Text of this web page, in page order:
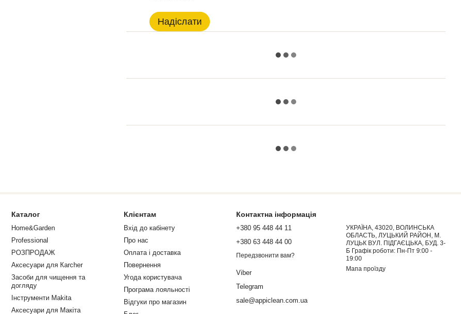
Надіслати
Каталог
Home&Garden
Professional
РОЗПРОДАЖ
Аксесуари для Кarcher
Засоби для чищення та
догляду
Інструменти Makita
Аксесуари для Макіта
Клієнтам
Вхід до кабінету
Про нас
Оплата і доставка
Повернення
Угода користувача
Програма лояльності
Відгуки про магазин
Контактна інформація
+380 95 448 44 11
+380 63 448 44 00
Передзвонити вам?
Viber
Telegram
sale@appiclean.com.ua
УКРАЇНА, 43020, ВОЛИНСЬКА
ОБЛАСТЬ, ЛУЦЬКИЙ РАЙОН, М.
ЛУЦЬК ВУЛ. ПІДГАЄЦЬКА, БУД. 3-
Б Графік роботи: Пн-Пт 9:00 -
19:00
Мапа проїзду